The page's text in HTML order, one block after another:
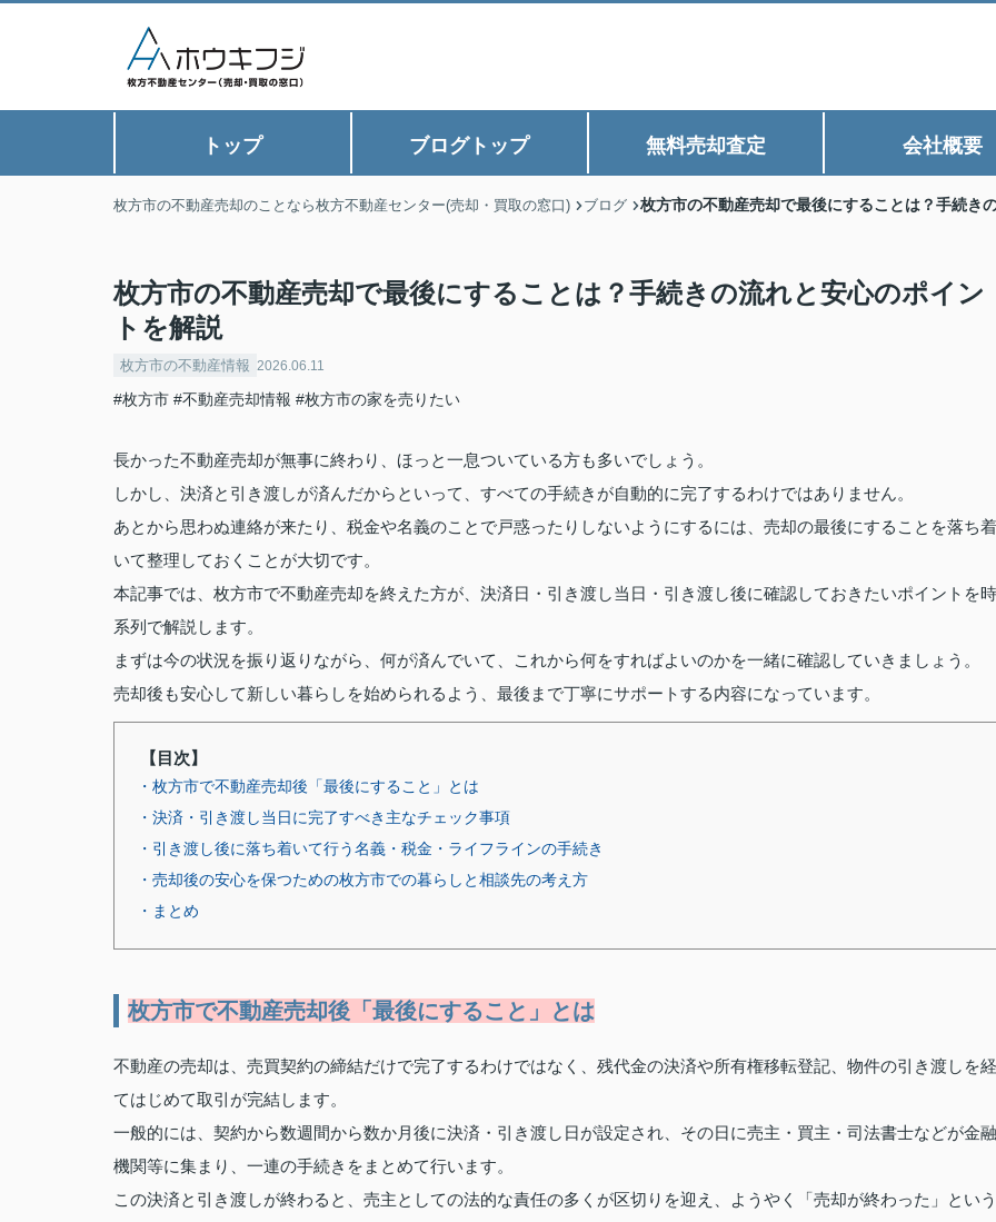
トップ ブログトップ 無料売却査定 会社概要
枚方市の不動産売却のことなら枚方不動産センター(売却・買取の窓口) ブログ 枚方市の不動産売却で最後にすることは？手続き
枚方市の不動産売却で最後にすることは？手続きの流れと安心のポイン
トを解説
枚方市の不動産情報 2026.06.11
#枚方市 #不動産売却情報 #枚方市の家を売りたい
長かった不動産売却が無事に終わり、ほっと一息ついている方も多いでしょう。
しかし、決済と引き渡しが済んだからといって、すべての手続きが自動的に完了するわけではありません。
あとから思わぬ連絡が来たり、税金や名義のことで戸惑ったりしないようにするには、売却の最後にすることを落ち着
いて整理しておくことが大切です。
本記事では、枚方市で不動産売却を終えた方が、決済日・引き渡し当日・引き渡し後に確認しておきたいポイントを時
系列で解説します。
まずは今の状況を振り返りながら、何が済んでいて、これから何をすればよいのかを一緒に確認していきましょう。
売却後も安心して新しい暮らしを始められるよう、最後まで丁寧にサポートする内容になっています。
【目次】
・枚方市で不動産売却後「最後にすること」とは
・決済・引き渡し当日に完了すべき主なチェック事項
・引き渡し後に落ち着いて行う名義・税金・ライフラインの手続き
・売却後の安心を保つための枚方市での暮らしと相談先の考え方
・まとめ
枚方市で不動産売却後「最後にすること」とは
不動産の売却は、売買契約の締結だけで完了するわけではなく、残代金の決済や所有権移転登記、物件の引き渡しを経
てはじめて取引が完結します。
一般的には、契約から数週間から数か月後に決済・引き渡し日が設定され、その日に売主・買主・司法書士などが金融
機関等に集まり、一連の手続きをまとめて行います。
この決済と引き渡しが終わると、売主としての法的な責任の多くが区切りを迎え、ようやく「売却が終わった」という